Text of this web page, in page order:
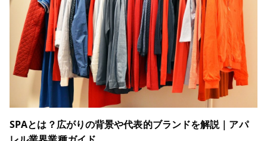
SPAとは？広がりの背景や代表的ブランドを解説｜アパ